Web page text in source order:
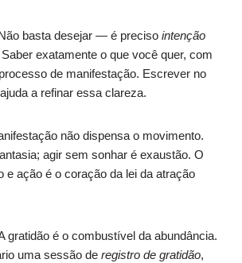
basta desejar — é preciso intenção
Saber exatamente o que você quer, com
de manifestação. Escrever no
a refinar essa clareza.
não dispensa o movimento.
agir sem sonhar é exaustão. O
e ação é o coração da lei da atração
gratidão é o combustível da abundância.
uma sessão de registro de gratidão,